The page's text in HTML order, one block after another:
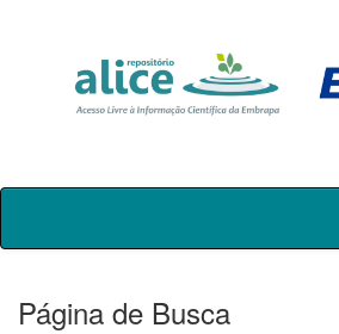
Skip
Página de Busca